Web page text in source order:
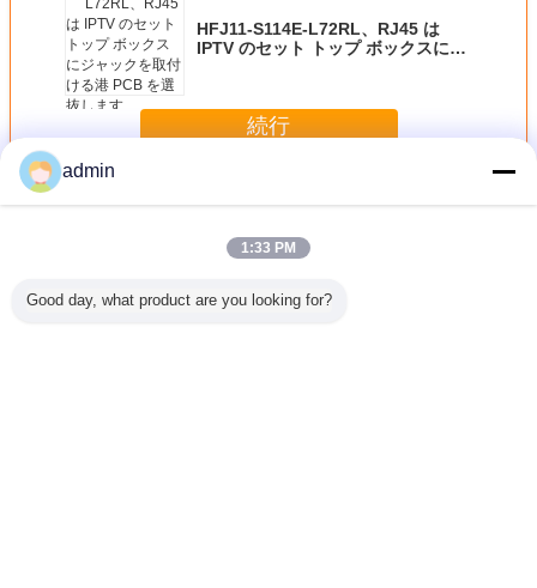
HFJ11-S114E-L72RL、RJ45 は
IPTV のセット トップ ボックスにジ
続行
多く片面基板
admin
1:33 PM
Good day, what product are you looking for?